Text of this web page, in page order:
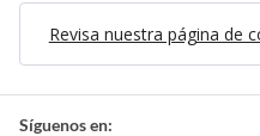
Revisa nuestra página de
Síguenos en: